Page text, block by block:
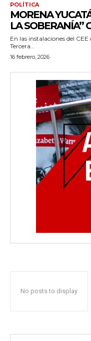
POLÍTICA
MORENA
LA SOBERANÍA”
En las instalaciones del
Tercera...
16 febrero, 2026
No posts to display